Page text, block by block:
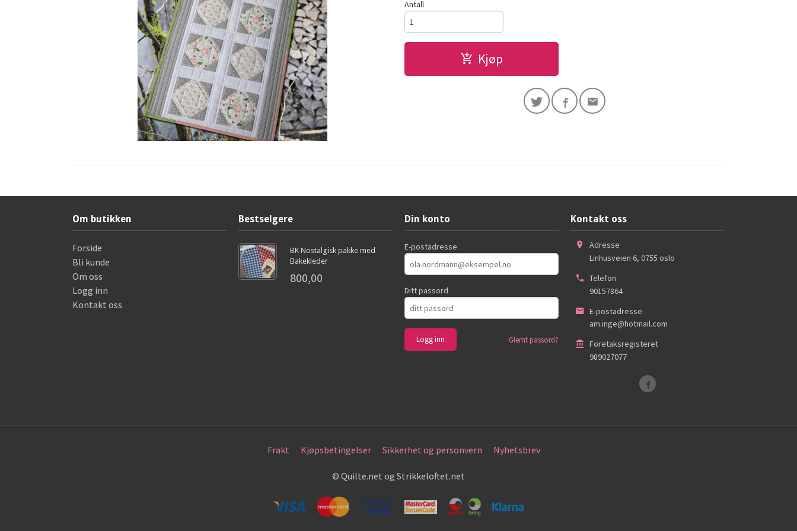
Antall
Kjøp
Om butikken
Forside
Bli kunde
Om oss
Logg inn
Kontakt oss
Bestselgere
BK Nostalgisk pakke med
Bakekleder
800,00
Din konto
E-postadresse
Ditt passord
Glemt passord?
Kontakt oss
Adresse
Linhusveien 6, 0755 oslo
Telefon
90157864
E-postadresse
am.inge@hotmail.com
Foretaksregisteret
989027077
Frakt Kjøpsbetingelser Sikkerhet og personvern Nyhetsbrev
© Quilte.net og Strikkeloftet.net